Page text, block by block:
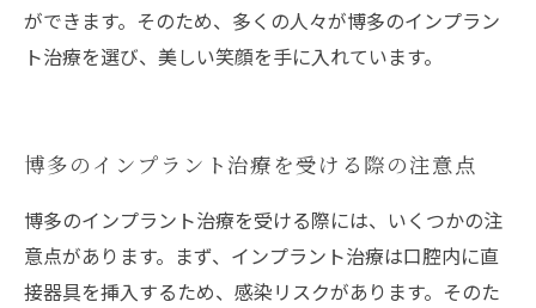
ができます。そのため、多くの人々が博多のインプラン
ト治療を選び、美しい笑顔を手に入れています。
博多のインプラント治療を受ける際の注意点
博多のインプラント治療を受ける際には、いくつかの注
意点があります。まず、インプラント治療は口腔内に直
接器具を挿入するため、感染リスクがあります。そのた